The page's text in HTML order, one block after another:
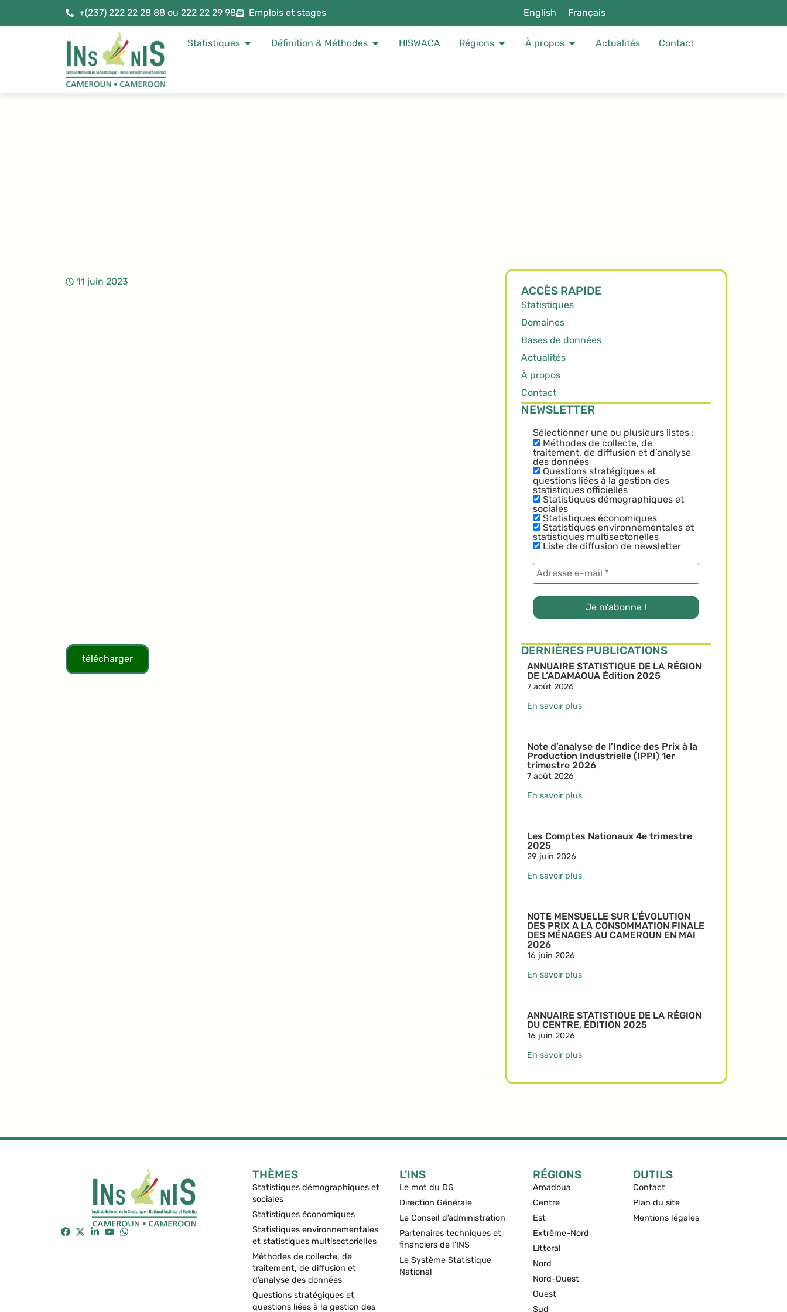
+(237) 222 22 28 88 ou 222 22 29 98 Emplois et stages English Français
Statistiques Définition & Méthodes HISWACA Régions À propos Actualités Contact
11 juin 2023
télécharger
ACCÈS RAPIDE
Statistiques
Domaines
Bases de données
Actualités
À propos
Contact
NEWSLETTER
Sélectionner une ou plusieurs listes :
Méthodes de collecte, de
traitement, de diffusion et d’analyse
des données
Questions stratégiques et
questions liées à la gestion des
statistiques officielles
Statistiques démographiques et
sociales
Statistiques économiques
Statistiques environnementales et
statistiques multisectorielles
Liste de diffusion de newsletter
DERNIÈRES PUBLICATIONS
ANNUAIRE STATISTIQUE DE LA RÉGION
DE L’ADAMAOUA Édition 2025
7 août 2026
En savoir plus
Note d’analyse de l’Indice des Prix à la
Production Industrielle (IPPI) 1er
trimestre 2026
7 août 2026
En savoir plus
Les Comptes Nationaux 4e trimestre
2025
29 juin 2026
En savoir plus
NOTE MENSUELLE SUR L’ÉVOLUTION
DES PRIX A LA CONSOMMATION FINALE
DES MÉNAGES AU CAMEROUN EN MAI
2026
16 juin 2026
En savoir plus
ANNUAIRE STATISTIQUE DE LA RÉGION
DU CENTRE, ÉDITION 2025
16 juin 2026
En savoir plus
THÈMES
Statistiques démographiques et
sociales
Statistiques économiques
Statistiques environnementales
et statistiques multisectorielles
Méthodes de collecte, de
traitement, de diffusion et
d’analyse des données
Questions stratégiques et
questions liées à la gestion des
L'INS
Le mot du DG
Direction Générale
Le Conseil d’administration
Partenaires techniques et
financiers de l’INS
Le Système Statistique
National
RÉGIONS
Amadoua
Centre
Est
Extrême-Nord
Littoral
Nord
Nord-Ouest
Ouest
Sud
OUTILS
Contact
Plan du site
Mentions légales